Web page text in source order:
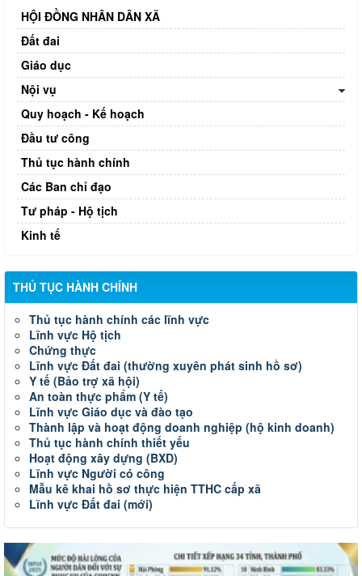
HỘI ĐỒNG NHÂN DÂN XÃ
Đất đai
Giáo dục
Nội vụ
Quy hoạch - Kế hoạch
Đầu tư công
Thủ tục hành chính
Các Ban chỉ đạo
Tư pháp - Hộ tịch
Kinh tế
THỦ TỤC HÀNH CHÍNH
Thủ tục hành chính các lĩnh vực
Lĩnh vực Hộ tịch
Chứng thực
Lĩnh vực Đất đai (thường xuyên phát sinh hồ sơ)
Y tế (Bảo trợ xã hội)
An toàn thực phẩm (Y tế)
Lĩnh vực Giáo dục và đào tạo
Thành lập và hoạt động doanh nghiệp (hộ kinh doanh)
Thủ tục hành chính thiết yếu
Hoạt động xây dựng (BXD)
Lĩnh vực Người có công
Mẫu kê khai hồ sơ thực hiện TTHC cấp xã
Lĩnh vực Đất đai (mới)